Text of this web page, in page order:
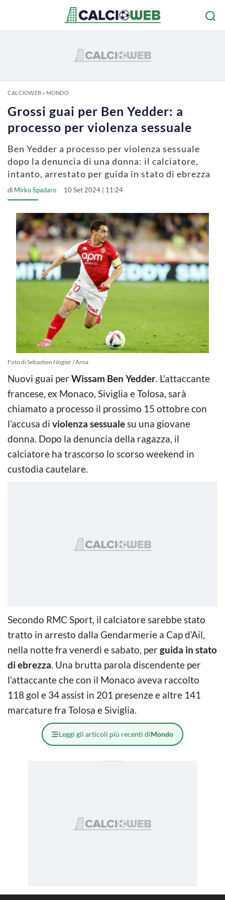
CALCIOWEB» MONDO
Grossi guai per Ben Yedder: a
processo per violenza sessuale
Ben Yedder a processo per violenza sessuale
dopo la denuncia di una donna: il calciatore,
intanto, arrestato per guida in stato di ebrezza
di Mirko Spadaro 10 Set 2024 | 11:24
Foto di Sebastien Nogier / Ansa
Nuovi guai perWissam Ben Yedder. L’attaccante
francese, ex Monaco, Siviglia e Tolosa, sarà
chiamato a processo il prossimo 15 ottobre con
l’accusa di violenza sessualesu una giovane
donna. Dopo la denuncia della ragazza, il
calciatore ha trascorso lo scorso weekend in
custodia cautelare.
Secondo RMC Sport, il calciatore sarebbe stato
tratto in arresto dalla Gendarmerie a Cap d’Ail,
nella notte fra venerdì e sabato, perguida in stato
di ebrezza. Una brutta parola discendente per
l’attaccante che con il Monaco aveva raccolto
118 gol e 34 assist in 201 presenze e altre 141
marcature fra Tolosa e Siviglia.
Leggi gli articoli più recenti diMondo